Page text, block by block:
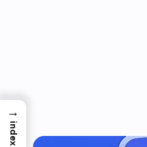
→
index